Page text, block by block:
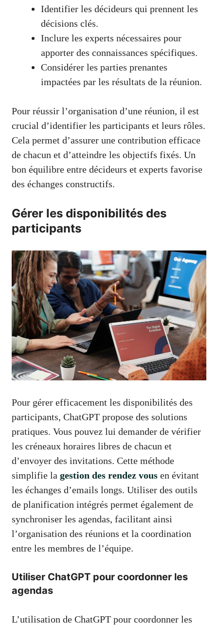
Identifier les décideurs qui prennent les
décisions clés.
Inclure les experts nécessaires pour
apporter des connaissances spécifiques.
Considérer les parties prenantes
impactées par les résultats de la réunion.
Pour réussir l’organisation d’une réunion, il est
crucial d’identifier les participants et leurs rôles.
Cela permet d’assurer une contribution efficace
de chacun et d’atteindre les objectifs fixés. Un
bon équilibre entre décideurs et experts favorise
des échanges constructifs.
Gérer les disponibilités des
participants
Pour gérer efficacement les disponibilités des
participants, ChatGPT propose des solutions
pratiques. Vous pouvez lui demander de vérifier
les créneaux horaires libres de chacun et
d’envoyer des invitations. Cette méthode
simplifie la gestion des rendez vous en évitant
les échanges d’emails longs. Utiliser des outils
de planification intégrés permet également de
synchroniser les agendas, facilitant ainsi
l’organisation des réunions et la coordination
entre les membres de l’équipe.
Utiliser ChatGPT pour coordonner les
agendas
L’utilisation de ChatGPT pour coordonner les